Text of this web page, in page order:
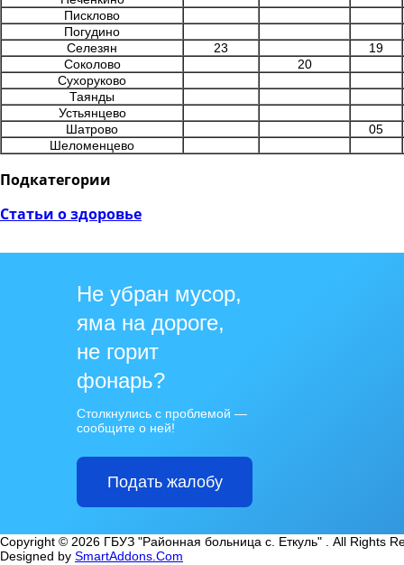
Писклово
Погудино
Селезян
23
19
Соколово
20
Сухоруково
Таянды
Устьянцево
Шатрово
05
Шеломенцево
Подкатегории
Статьи о здоровье
Не убран мусор,
яма на дороге,
не горит
фонарь?
Столкнулись с проблемой —
сообщите о ней!
Подать жалобу
Copyright © 2026 ГБУЗ "Районная больница с. Еткуль" . All Rights
Designed by SmartAddons.Com